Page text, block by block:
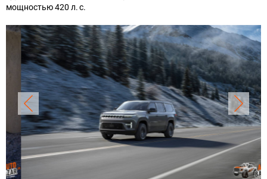
мощностью 420 л. с.